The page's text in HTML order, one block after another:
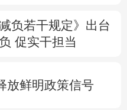
Français عربى
负若干规定》出台
促实干担当
放鲜明政策信号